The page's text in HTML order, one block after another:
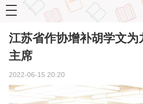
toggle
navigation
江苏省作协增补胡学文为
主席
2022-06-15 20:20